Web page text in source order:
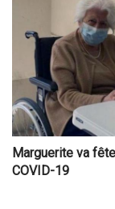
Marguerite va
COVID-19